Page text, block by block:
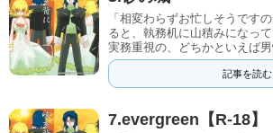
「相変わらずお忙しそうです
ると、執務机に山積みになって
実務重視の、どちかといえば男
記事を読む
7.evergreen【R-18】